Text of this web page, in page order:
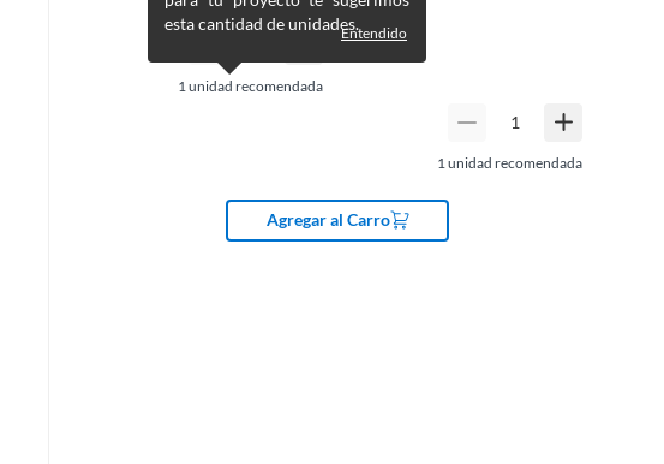
1 unidad recomendada
esta cantidad de unidades.Entendido
1 unidad recomendada
Agregar al Carro